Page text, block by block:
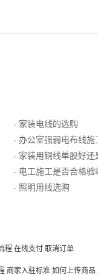
· 家装电线的选购
· 办公室强弱电布线施
· 家装用铜线单股好还
· 电工施工是否合格验
· 照明用线选购
程 在线支付 取消订单
商家入驻标准 如何上传商品